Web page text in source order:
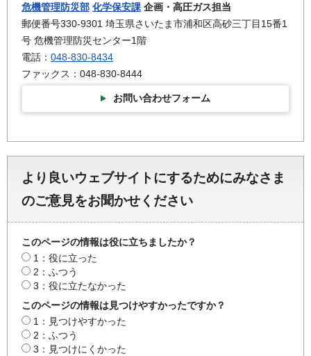
危機管理防災部 化学保安課 企画・高圧ガス担当
郵便番号330-9301 埼玉県さいたま市浦和区高砂三丁目15番1
号 危機管理防災センター1階
電話： 048-830-8434
ファックス：048-830-8444
お問い合わせフォーム
より良いウェブサイトにするためにみなさま
のご意見をお聞かせください
このページの情報は役に立ちましたか？
1：役に立った
2：ふつう
3：役に立たなかった
このページの情報は見つけやすかったですか？
1：見つけやすかった
2：ふつう
3：見つけにくかった